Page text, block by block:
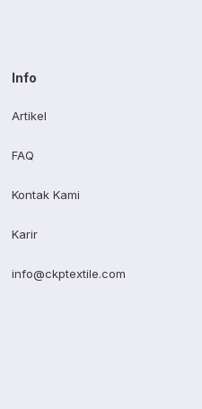
Info
Artikel
FAQ
Kontak Kami
Karir
info@ckptextile.com